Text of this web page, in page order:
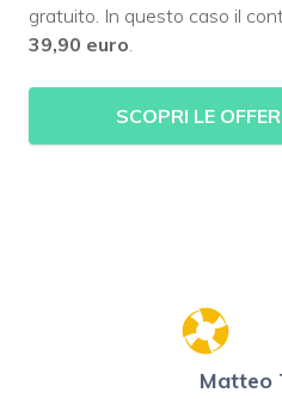
gratuito. In questo caso il
39,90 euro
SCOPRI LE
Matteo